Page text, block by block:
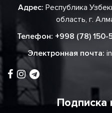
Адрес: Республика
область, г.
Телефон: +998 (78) 150-
Электронная почта:
Подписка